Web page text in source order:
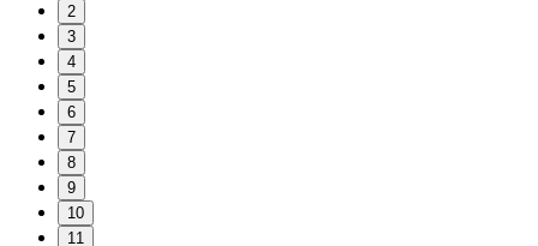
2
3
4
5
6
7
8
9
10
11